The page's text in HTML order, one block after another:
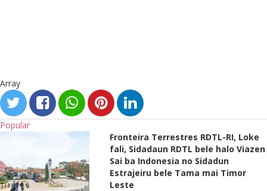
Array
Popular
Fronteira Terrestres RDTL-RI, Loke
fali, Sidadaun RDTL bele halo Viazen
Sai ba Indonesia no Sidadun
Estrajeiru bele Tama mai Timor
Leste